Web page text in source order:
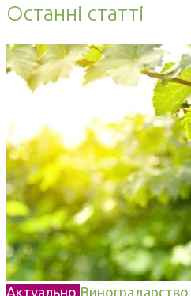
Останні статті
Актуально Виноградарство